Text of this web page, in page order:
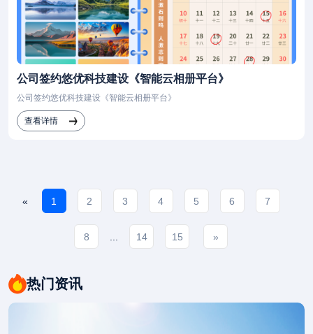
公司签约悠优科技建设《智能云相册平台》
公司签约悠优科技建设《智能云相册平台》
查看详情
« 1 2 3 4 5 6 7
8 14 15 »
热门资讯